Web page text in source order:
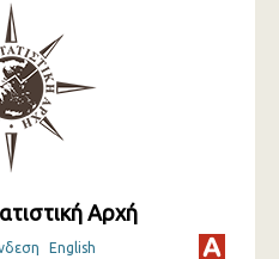
Αρχή
English